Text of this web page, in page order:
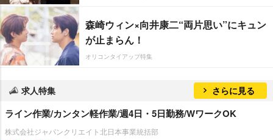
森崎ウィン×向井康二“両片思い”にキュン
が止まらん！
オリコンタイアップ特集
求人特集 さらに見る
ライン作業/カンタン軽作業/週4日・5日勤務/WワークOK
株式会社ジャパンクリエイト北日本事業統括部